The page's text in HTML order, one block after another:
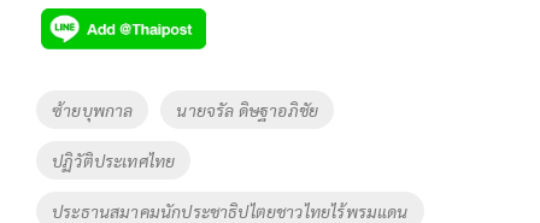
e
b
o
o
k
tt
er
p
y
Li
Tags
ซ้ายบุพกาล นายจรัล ดิษฐาอภิชัย
ปฏิวัติประเทศไทย
ประธานสมาคมนักประชาธิปไตยชาวไทยไร้พรมแดน